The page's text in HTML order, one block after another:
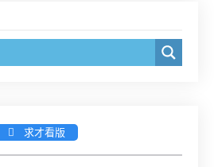
115年度國民中小學法治教育
求才看版